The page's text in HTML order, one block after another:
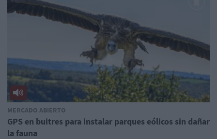
MERCADO ABIERTO
GPS en buitres para instalar parques eólicos sin dañar
la fauna